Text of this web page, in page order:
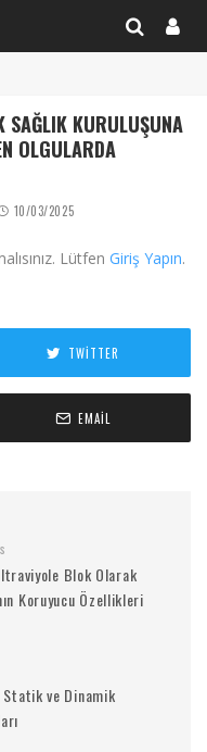
SAĞLIK KURULUŞUNA
OLGULARDA
10/03/2025
Lütfen Giriş Yapın.
TWITTER
EMAIL
Blok Olarak
Koruyucu Özellikleri
ve Dinamik